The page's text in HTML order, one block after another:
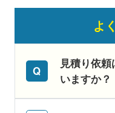
よ
見積り依
いますか？